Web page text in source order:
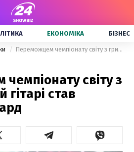
ЕКОНОМІКА БІЗНЕС
Переможцем чемпіонату світу з гри на уявній гітарі став Джастін Ховард
світу з
гітарі став